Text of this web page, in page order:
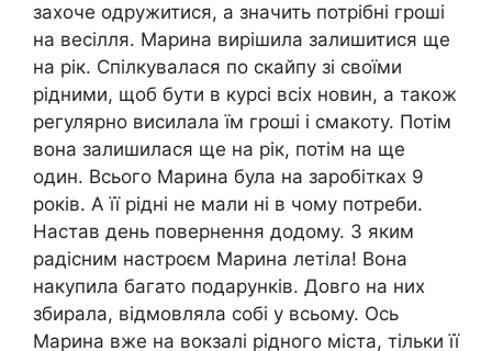
захоче одружитися, а значить потрібні гроші
на весілля. Марина вирішила залишитися ще
на рік. Спілкувалася по скайпу зі своїми
рідними, щоб бути в курсі всіх новин, а також
регулярно висилала їм гроші і смакоту. Потім
вона залишилася ще на рік, потім на ще
один. Всього Марина була на заробітках 9
років. А її рідні не мали ні в чому потреби.
Настав день повернення додому. З яким
радісним настроєм Марина летіла! Вона
накупила багато подарунків. Довго на них
збирала, відмовляла собі у всьому. Ось
Марина вже на вокзалі рідного міста, тільки її